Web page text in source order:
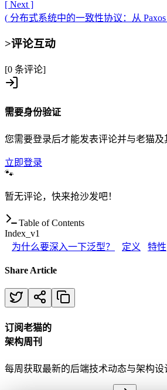
[ Next ]
( 分布式系统中的一致性协议：从
>评论互动
[0 条评论]
需要身份验证
您需要登录后才能发表评论并与老猫及
立即登录
🐾
暂无评论，快来抢沙发吧！
Table of Contents
Index_v1
为什么要深入一下泛型？
定义 特性
Share Article
订阅老猫的
架构周刊
每周获取最新的后端技术动态与架构设